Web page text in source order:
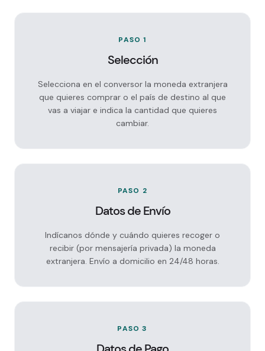
PASO 1
Selección
Selecciona en el conversor la moneda extranjera
que quieres comprar o el país de destino al que
vas a viajar e indica la cantidad que quieres
cambiar.
PASO 2
Datos de Envío
Indícanos dónde y cuándo quieres recoger o
recibir (por mensajería privada) la moneda
extranjera. Envío a domicilio en 24/48 horas.
PASO 3